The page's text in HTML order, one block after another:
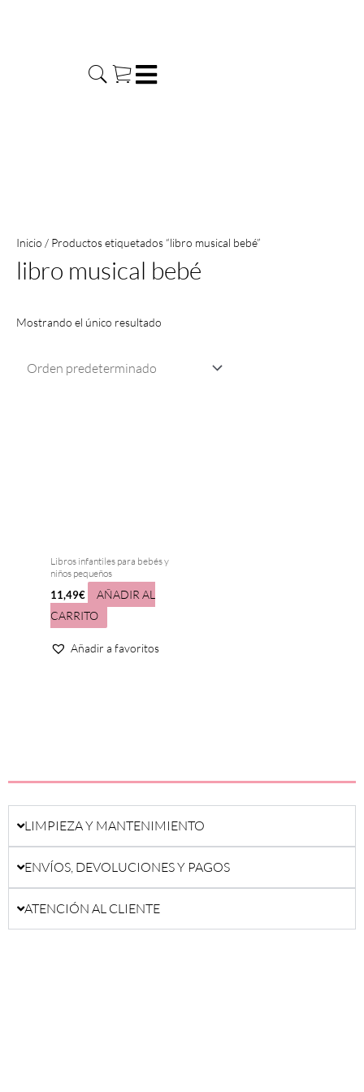
Inicio / Productos etiquetados “libro musical bebé”
libro musical bebé
Mostrando el único resultado
Libros infantiles para bebés y
niños pequeños
11,49€
AÑADIR AL
CARRITO
Añadir a favoritos
LIMPIEZA Y MANTENIMIENTO
ENVÍOS, DEVOLUCIONES Y PAGOS
ATENCIÓN AL CLIENTE